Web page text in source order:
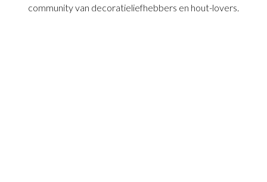
community van decoratieliefhebbers en hout-lovers.